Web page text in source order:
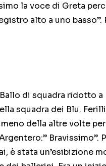
la voce di Greta
alto a uno basso”.
di squadra ridotto
squadra dei Blu.
meno della altre volte
Bravissimo”.
è stata un’esibizione